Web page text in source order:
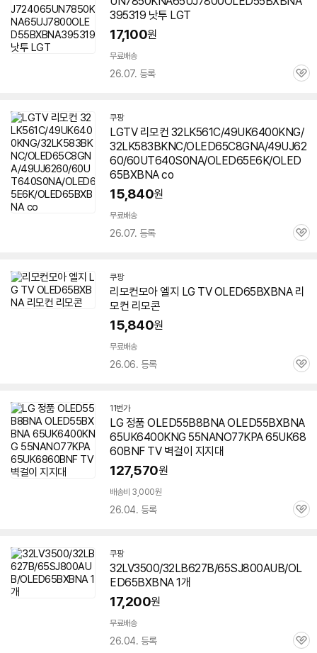
395319 낫투 LGT
17,100원
무료배송
26.07. 등록
관
쿠팡
LGTV 리모컨 32LK561C/49UK6400KNG/
32LK583BKNC/OLED65C8GNA/49UJ62
60/60UT640S0NA/OLED65E6K/OLED
65BXBNA co
15,840원
무료배송
26.07. 등록
관
쿠팡
리모컨모아 엘지 LG TV OLED65BXBNA 리
모컨 리모콘
15,840원
무료배송
26.06. 등록
관
11번가
LG 정품 OLED55B8BNA OLED55BXBNA
65UK6400KNG 55NANO77KPA 65UK68
60BNF TV 벽걸이 지지대
127,570원
배송비 3,000원
26.04. 등록
관
쿠팡
32LV3500/32LB627B/65SJ800AUB/OL
ED65BXBNA 1개
17,200원
무료배송
26.04. 등록
관